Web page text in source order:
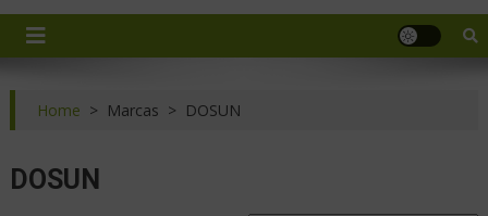
Home > Marcas > DOSUN
DOSUN